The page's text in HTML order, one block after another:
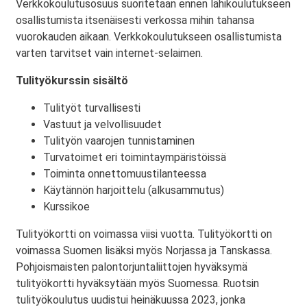
Verkkokoulutusosuus suoritetaan ennen lähikoulutukseen
osallistumista itsenäisesti verkossa mihin tahansa
vuorokauden aikaan. Verkkokoulutukseen osallistumista
varten tarvitset vain internet-selaimen.
Tulityökurssin sisältö
Tulityöt turvallisesti
Vastuut ja velvollisuudet
Tulityön vaarojen tunnistaminen
Turvatoimet eri toimintaympäristöissä
Toiminta onnettomuustilanteessa
Käytännön harjoittelu (alkusammutus)
Kurssikoe
Tulityökortti on voimassa viisi vuotta. Tulityökortti on
voimassa Suomen lisäksi myös Norjassa ja Tanskassa.
Pohjoismaisten palontorjuntaliittojen hyväksymä
tulityökortti hyväksytään myös Suomessa. Ruotsin
tulityökoulutus uudistui heinäkuussa 2023, jonka